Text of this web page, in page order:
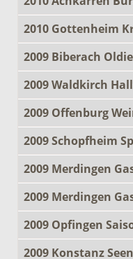
2010 Gottenheim
2009 Biberach
2009 Waldkirch
2009 Offenburg
2009 Schopfheim
2009 Merdingen
2009 Merdingen
2009 Opfingen
2009 Konstanz